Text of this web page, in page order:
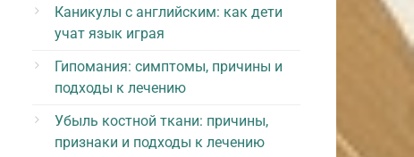
Каникулы с английским: как дети
учат язык играя
Гипомания: симптомы, причины и
подходы к лечению
Убыль костной ткани: причины,
признаки и подходы к лечению